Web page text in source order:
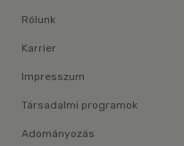
Rólunk
Karrier
Impresszum
Társadalmi programok
Adományozás